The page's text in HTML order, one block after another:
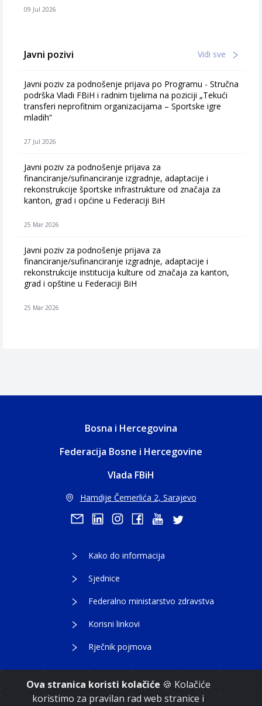
Ova stranica koristi kolačiće 🍪 Kolačiće
koristimo za pravilan rad web stranice i
09 Jul 2026
Javni pozivi Vidi sve
Javni poziv za podnošenje prijava po Programu - Stručna
podrška Vladi FBiH i radnim tijelima na poziciji „Tekući
transferi neprofitnim organizacijama – Sportske igre
mladih“
27 Jul 2026
Javni poziv za podnošenje prijava za
financiranje/sufinanciranje izgradnje, adaptacije i
rekonstrukcije športske infrastrukture od značaja za
kanton, grad i općine u Federaciji BiH
25 Mar 2026
Javni poziv za podnošenje prijava za
financiranje/sufinanciranje izgradnje, adaptacije i
rekonstrukcije institucija kulture od značaja za kanton,
grad i opštine u Federaciji BiH
25 Mar 2026
Bosna i Hercegovina
Federacija Bosne i Hercegovine
Vlada FBiH
Hamdije Čemerlića 2, Sarajevo
Kako do informacija
Sjednice
Federalno ministarstvo zdravstva
Korisni linkovi
Rječnik pojmova